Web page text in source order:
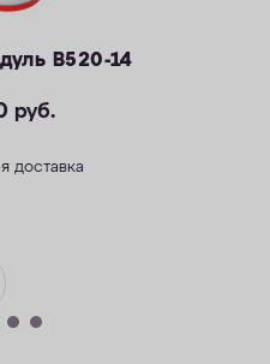
B520-14
руб.
доставка